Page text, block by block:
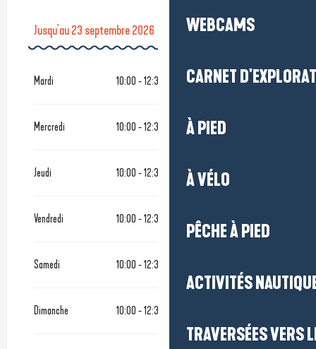
WEBCAMS
CARNET
À PIED
À VÉLO
PÊCHE À PIED
ACTIVITÉS
TRAVERSÉES VERS
Jusqu'au23 septembre 2026
Mardi 10:00 - 12:30
Mercredi 10:00 - 12:30
Jeudi 10:00 - 12:30
Vendredi 10:00 - 12:30
Samedi 10:00 - 12:30
Dimanche 10:00 - 12:30